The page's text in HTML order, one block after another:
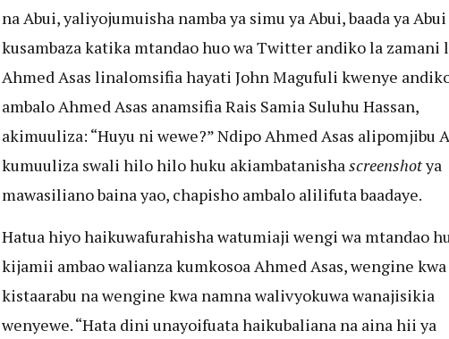
na Abui, yaliyojumuisha namba ya simu ya Abui, baada ya Abui
kusambaza katika mtandao huo wa Twitter andiko la zamani
Ahmed Asas linalomsifia hayati John Magufuli kwenye
ambalo Ahmed Asas anamsifia Rais Samia Suluhu Hassan,
akimuuliza: “Huyu ni wewe?” Ndipo Ahmed Asas alipomjibu
kumuuliza swali hilo hilo huku akiambatanishascreenshotya
mawasiliano baina yao, chapisho ambalo alilifuta baadaye.
Hatua hiyo haikuwafurahisha watumiaji wengi wa mtandao
kijamii ambao walianza kumkosoa Ahmed Asas, wengine
kistaarabu na wengine kwa namna walivyokuwa wanajisikia
wenyewe. “Hata dini unayoifuata haikubaliana na aina hii ya